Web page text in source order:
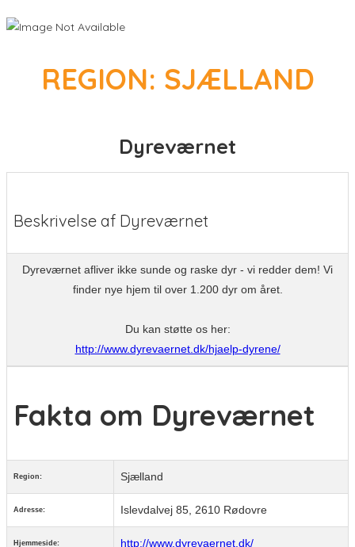
REGION: SJÆLLAND
Dyreværnet
Beskrivelse af Dyreværnet
Dyreværnet afliver ikke sunde og raske dyr - vi redder dem! Vi
finder nye hjem til over 1.200 dyr om året.
Du kan støtte os her:
http://www.dyrevaernet.dk/hjaelp-dyrene/
Fakta om Dyreværnet
Region: Sjælland
Adresse: Islevdalvej 85, 2610 Rødovre
Hjemmeside: http://www.dyrevaernet.dk/